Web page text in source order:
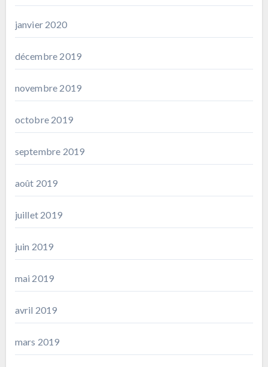
janvier 2020
décembre 2019
novembre 2019
octobre 2019
septembre 2019
août 2019
juillet 2019
juin 2019
mai 2019
avril 2019
mars 2019